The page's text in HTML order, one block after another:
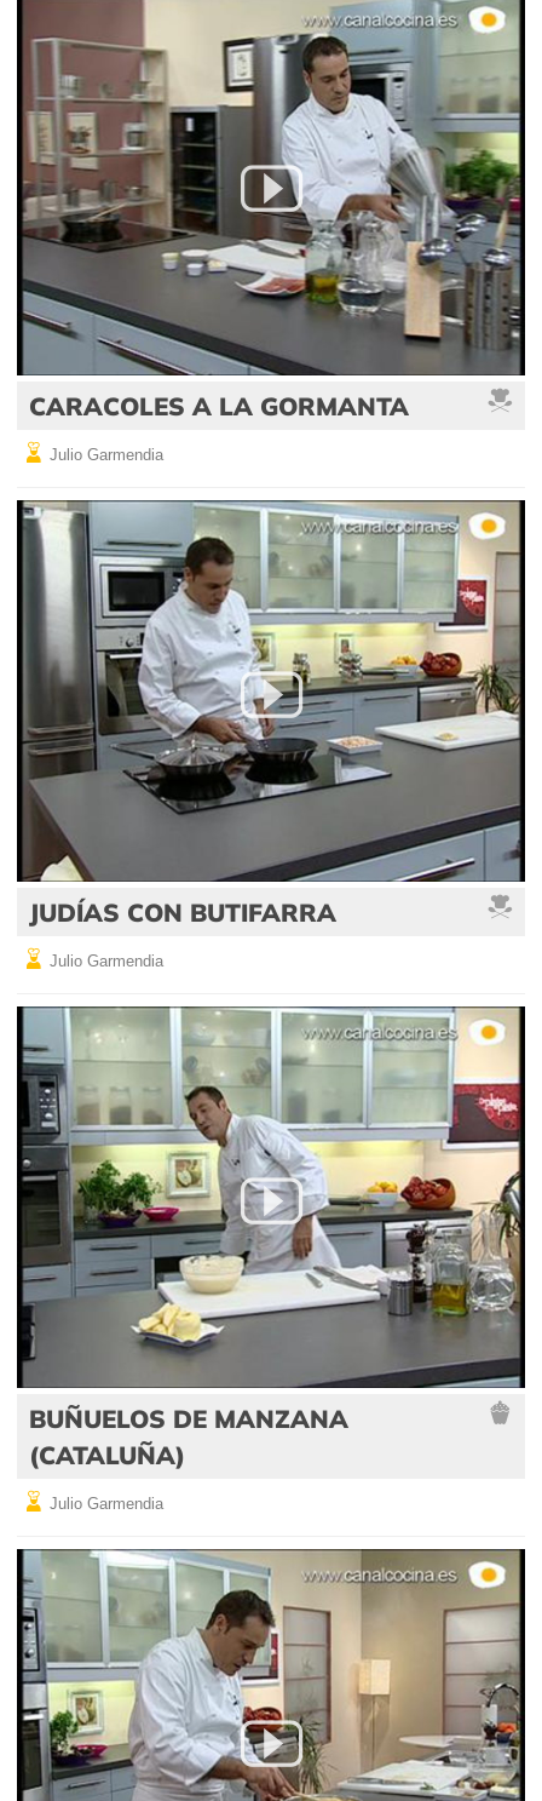
CARACOLES A LA GORMANTA
Julio Garmendia
JUDÍAS CON BUTIFARRA
Julio Garmendia
BUÑUELOS DE MANZANA
(CATALUÑA)
Julio Garmendia